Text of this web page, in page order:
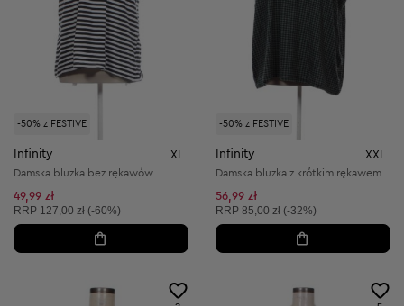
-50% z FESTIVE
Infinity XL
Damska bluzka bez rękawów
49,99 zł
Cena sugerowana:
RRP 127,00 zł (-60%)
-50% z FESTIVE
Infinity XXL
Damska bluzka z krótkim rękawem
56,99 zł
Cena sugerowana:
RRP 85,00 zł (-32%)